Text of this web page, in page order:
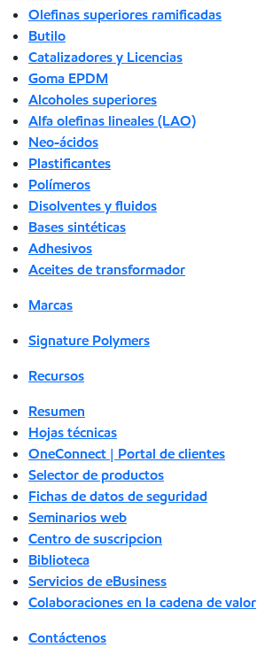
Olefinas superiores ramificadas
Butilo
Catalizadores y Licencias
Goma EPDM
Alcoholes superiores
Alfa olefinas lineales (LAO)
Neo-ácidos
Plastificantes
Polímeros
Disolventes y fluidos
Bases sintéticas
Adhesivos
Aceites de transformador
Marcas
Signature Polymers
Recursos
Resumen
Hojas técnicas
OneConnect | Portal de clientes
Selector de productos
Fichas de datos de seguridad
Seminarios web
Centro de suscripcion
Biblioteca
Servicios de eBusiness
Colaboraciones en la cadena de valor
Contáctenos